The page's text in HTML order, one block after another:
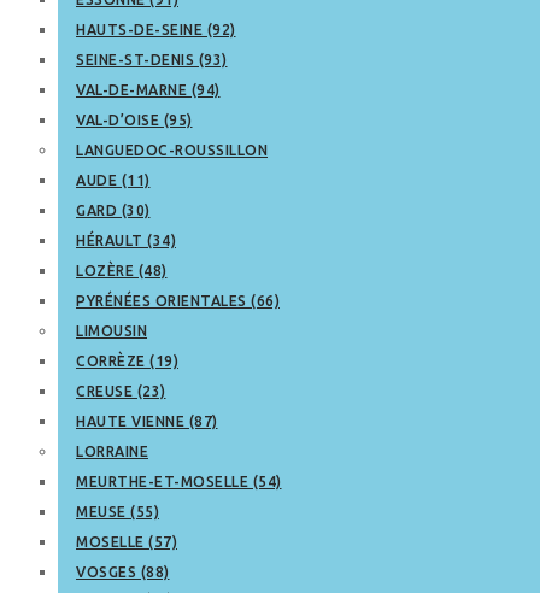
HAUTS-DE-SEINE (92)
SEINE-ST-DENIS (93)
VAL-DE-MARNE (94)
VAL-D’OISE (95)
LANGUEDOC-ROUSSILLON
AUDE (11)
GARD (30)
HÉRAULT (34)
LOZÈRE (48)
PYRÉNÉES ORIENTALES (66)
LIMOUSIN
CORRÈZE (19)
CREUSE (23)
HAUTE VIENNE (87)
LORRAINE
MEURTHE-ET-MOSELLE (54)
MEUSE (55)
MOSELLE (57)
VOSGES (88)